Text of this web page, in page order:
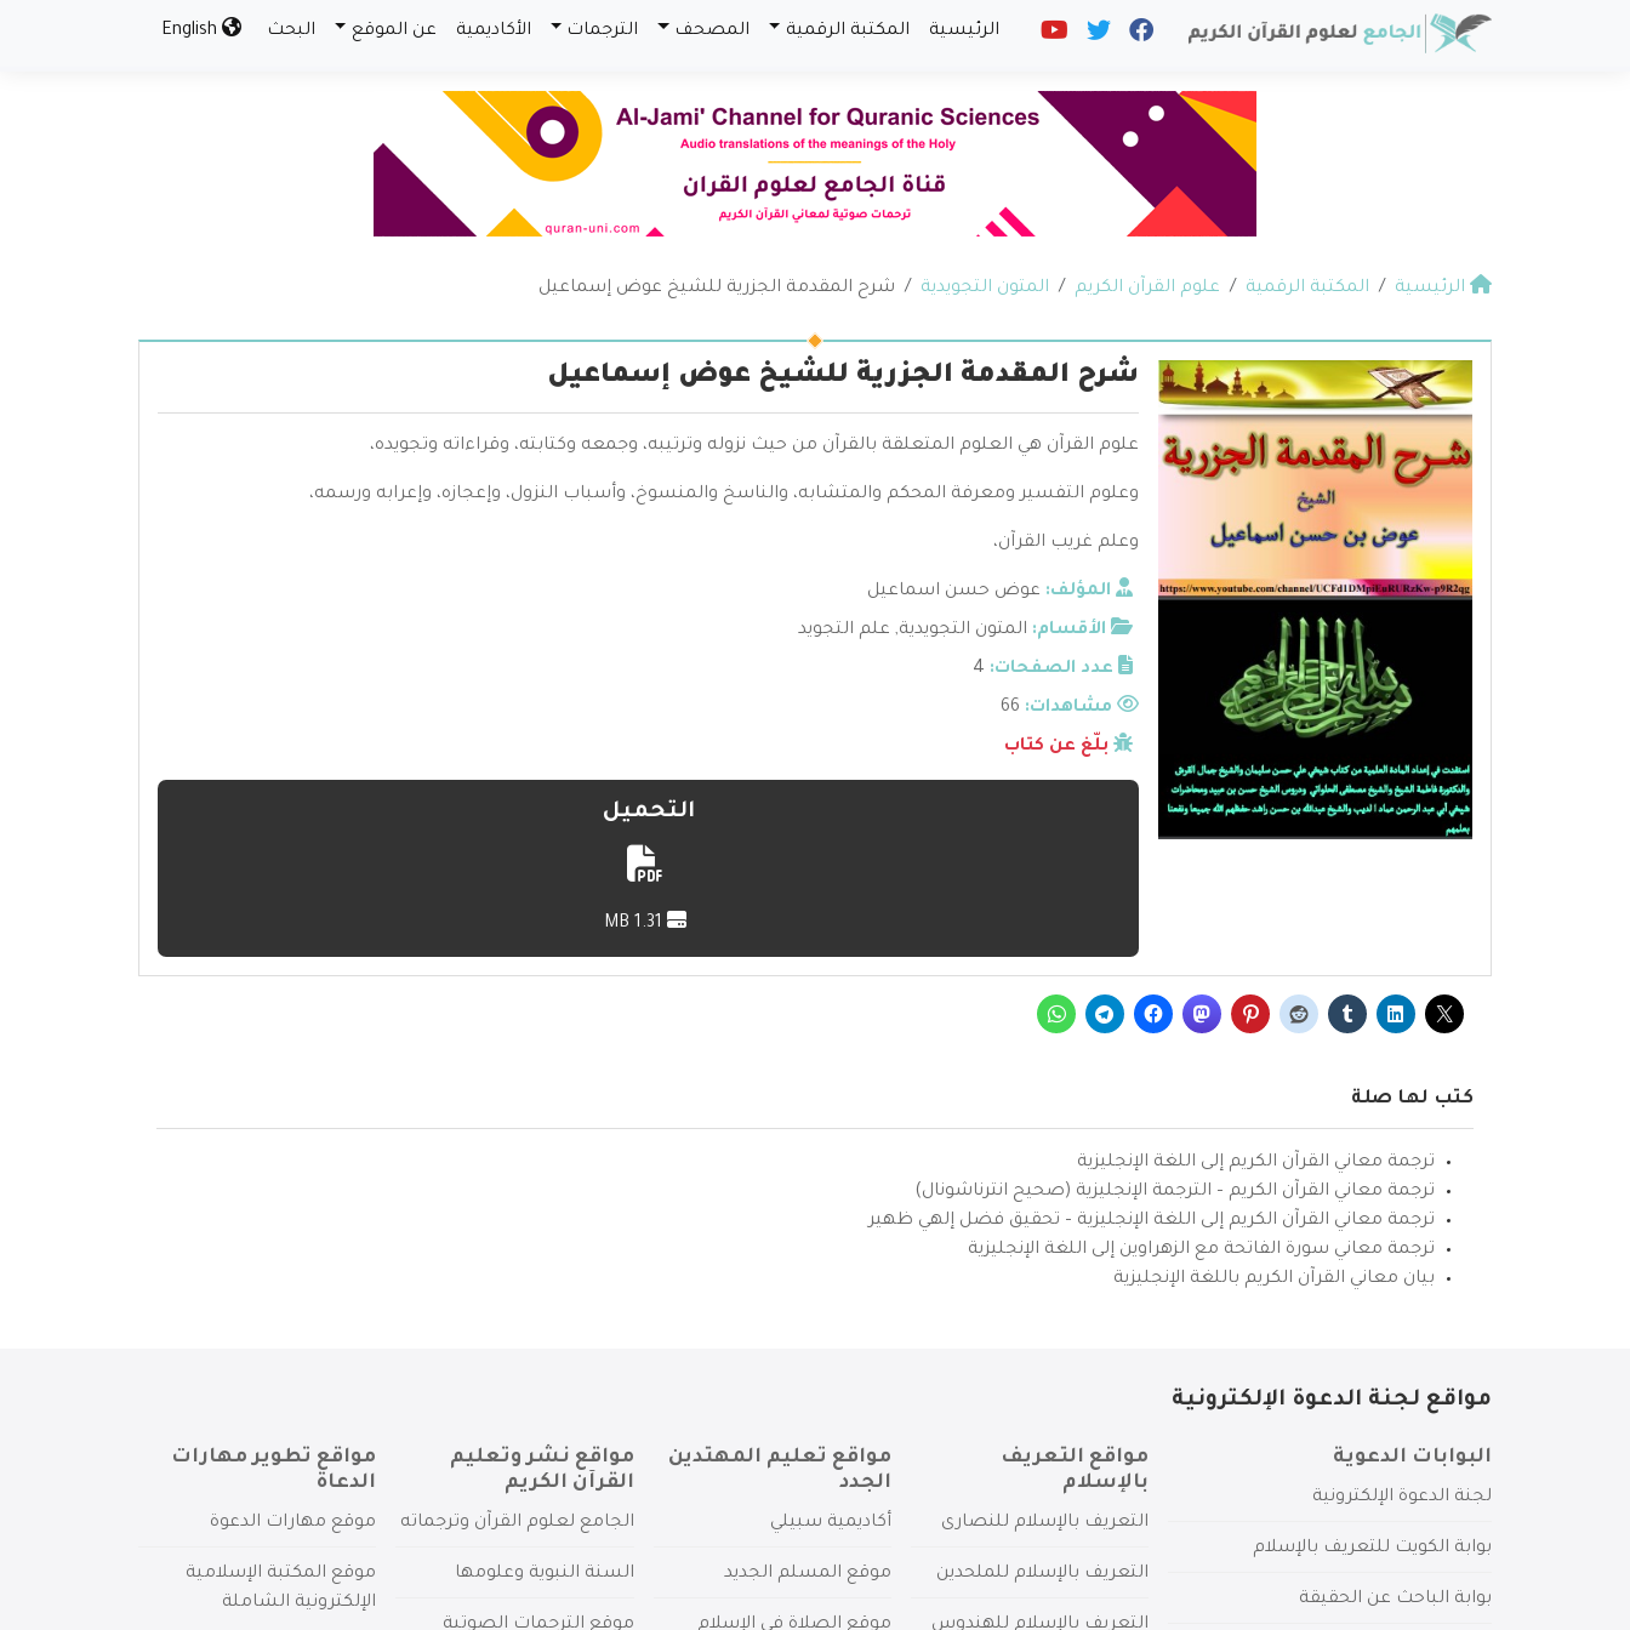
الرئيسية المكتبة الرقمية المصحف الترجمات الأكاديمية عن الموقع البحث
الرئيسية المكتبة الرقمية علوم القرآن الكريم المتون التجويدية شرح المقدمة الجزرية للشيخ عوض إسماعيل
شرح المقدمة الجزرية للشيخ عوض إسماعيل
علوم القرآن هي العلوم المتعلقة بالقرآن من حيث نزوله وترتيبه، وجمعه وكتابته، وقراءاته وتجويده،
وعلوم التفسير ومعرفة المحكم والمتشابه، والناسخ والمنسوخ، وأسباب النزول، وإعجازه، وإعرابه ورسمه،
وعلم غريب القرآن،
المؤلف: عوض حسن اسماعيل
الأقسام: المتون التجويدية, علم التجويد
عدد الصفحات: 4
مشاهدات:
بلّغ عن كتاب
التحميل
كتب لها صلة
ترجمة معاني القرآن الكريم إلى اللغة الإنجليزية
ترجمة معاني القرآن الكريم – الترجمة الإنجليزية (صحيح انترناشونال)
ترجمة معاني القرآن الكريم إلى اللغة الإنجليزية – تحقيق فضل إلهي ظهير
ترجمة معاني سورة الفاتحة مع الزهراوين إلى اللغة الإنجليزية
بيان معاني القرآن الكريم باللغة الإنجليزية
مواقع لجنة الدعوة الإلكترونية
البوابات الدعوية
لجنة الدعوة الإلكترونية
بوابة الكويت للتعريف بالإسلام
بوابة الباحث عن الحقيقة
مواقع التعريف
بالإسلام
التعريف بالإسلام للنصارى
التعريف بالإسلام للملحدين
التعريف بالإسلام للهندوس
مواقع تعليم المهتدين
الجدد
أكاديمية سبيلي
موقع المسلم الجديد
موقع الصلاة في الإسلام
مواقع نشر وتعليم
القرآن الكريم
الجامع لعلوم القرآن وترجماته
السنة النبوية وعلومها
موقع الترجمات الصوتية
مواقع تطوير مهارات
الدعاة
موقع مهارات الدعوة
موقع المكتبة الإسلامية
الإلكترونية الشاملة